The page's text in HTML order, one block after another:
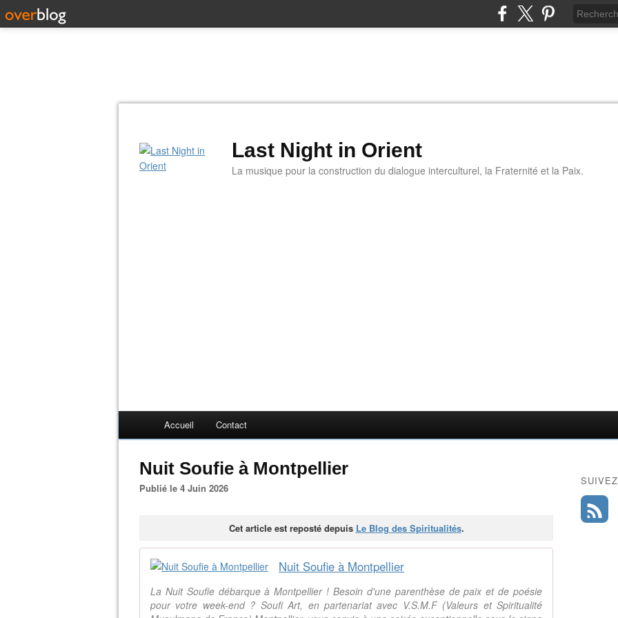
Last Night in Orient
La musique pour la construction du dialogue interculturel, la Fraternité et la Paix.
Accueil Contact
Nuit Soufie à Montpellier
Publié le 4 Juin 2026
Cet article est reposté depuis Le Blog des Spiritualités.
Nuit Soufie à Montpellier
La Nuit Soufie débarque à Montpellier ! Besoin d'une parenthèse de paix et de poésie
pour votre week-end ? Soufi Art, en partenariat avec V.S.M.F (Valeurs et Spiritualité